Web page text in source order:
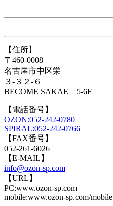
【住所】
〒460-0008
名古屋市中区栄
３-３２-６
BECOME SAKAE 5-6F
【電話番号】
OZON:052-242-0780
SPIRAL:052-242-0766
【FAX番号】
052-261-6026
【E-MAIL】
info@ozon-sp.com
【URL】
PC:www.ozon-sp.com
mobile:www.ozon-sp.com/mobile